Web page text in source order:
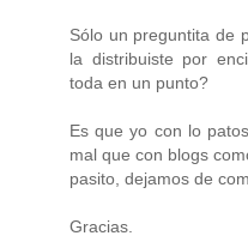
Sólo un preguntita de
la distribuiste por
toda en un punto?
Es que yo con lo
mal que con blogs
pasito, dejamos de
Gracias.